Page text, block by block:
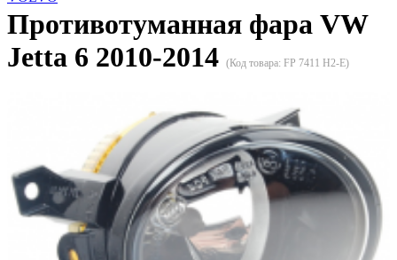
Противотуманная фара VW
Jetta 6 2010-2014 (Код товара: FP 7411 H2-E)